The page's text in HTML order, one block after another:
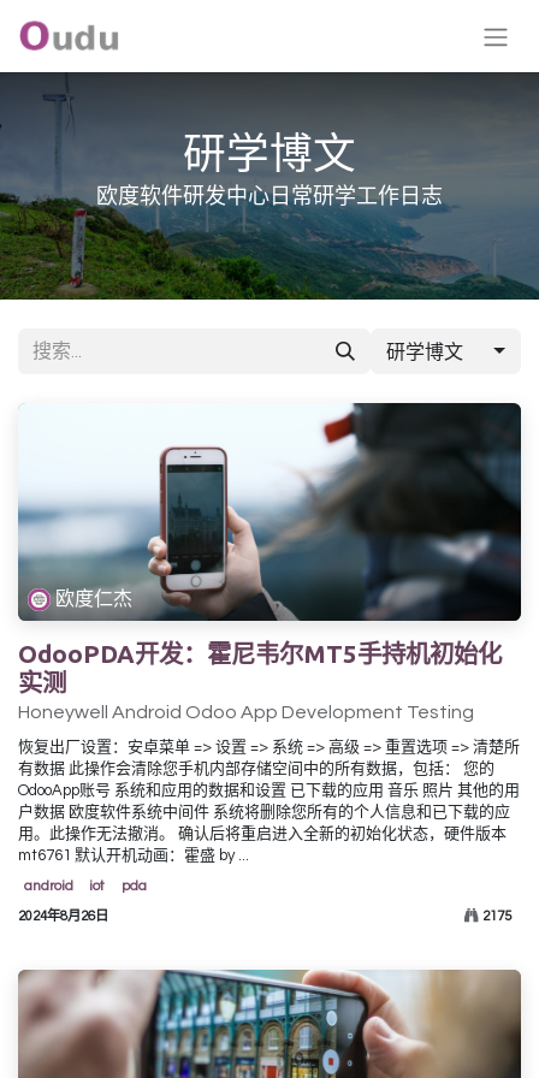
研学博文
欧度软件研发中心日常研学工作日志
研学博文
欧度仁杰
OdooPDA开发：霍尼韦尔MT5手持机初始化
实测
Honeywell Android Odoo App Development Testing
恢复出厂设置：安卓菜单 => 设置 => 系统 => 高级 => 重置选项 => 清楚所
有数据 此操作会清除您手机内部存储空间中的所有数据，包括： 您的
OdooApp账号 系统和应用的数据和设置 已下载的应用 音乐 照片 其他的用
户数据 欧度软件系统中间件 系统将删除您所有的个人信息和已下载的应
用。此操作无法撤消。 确认后将重启进入全新的初始化状态，硬件版本
mt6761 默认开机动画：霍盛 by ...
android iot pda
2024年8月26日 2175